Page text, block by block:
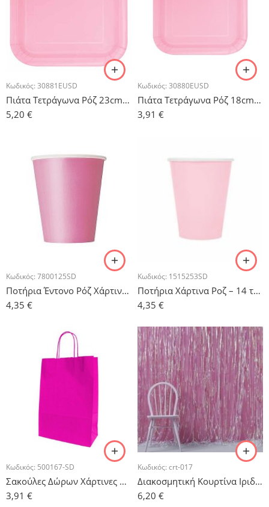
Κωδικός: 30881EUSD
Πιάτα Τετράγωνα Ρόζ 23cm – 14τμχ.
5,20 €
Κωδικός: 30880EUSD
Πιάτα Τετράγωνα Ρόζ 18cm – 16τμχ.
3,91 €
Κωδικός: 7800125SD
Ποτήρια Έντονο Ρόζ Χάρτινα – 14τμχ.
4,35 €
Κωδικός: 1515253SD
Ποτήρια Χάρτινα Ροζ – 14 τμχ.
4,35 €
Κωδικός: 500167-SD
Σακούλες Δώρων Χάρτινες Ρόζ – 5τμχ.
3,91 €
Κωδικός: crt-017
Διακοσμητική Κουρτίνα Ιριδίζον Foil
6,20 €